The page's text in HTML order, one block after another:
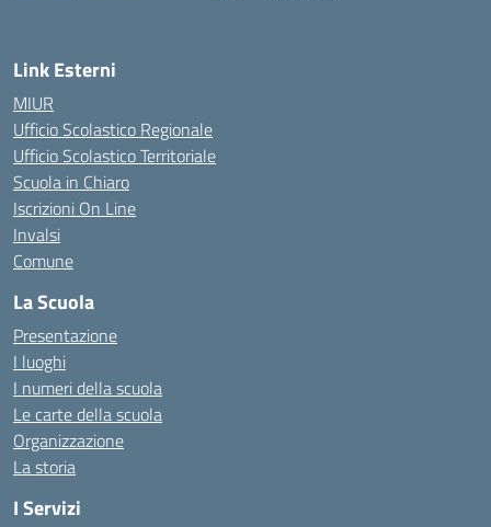
Link Esterni
MIUR
Ufficio Scolastico Regionale
Ufficio Scolastico Territoriale
Scuola in Chiaro
Iscrizioni On Line
Invalsi
Comune
La Scuola
Presentazione
I luoghi
I numeri della scuola
Le carte della scuola
Organizzazione
La storia
I Servizi